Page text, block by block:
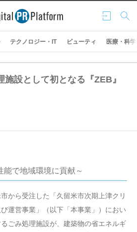
ログ
イン
検索
テクノロジー・IT ビューティ 医療・科学
設として初となる『ZEB』
能で地域環境に貢献～
から受注した「久留米市次期上津クリ
運営事業」（以下「本事業」）におい
ごみ処理施設が、建築物の省エネルギ